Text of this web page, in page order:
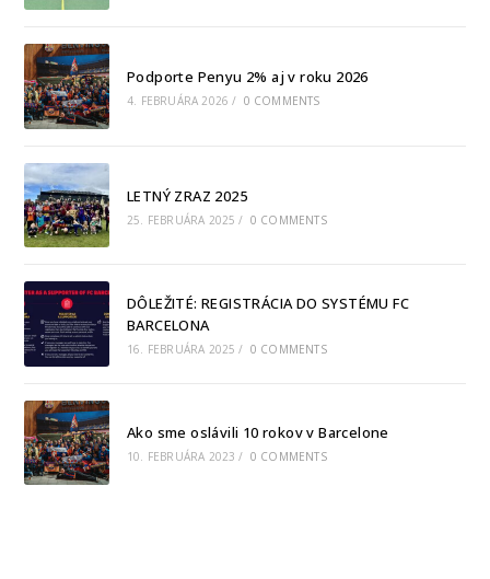
Podporte Penyu 2% aj v roku 2026
4. FEBRUÁRA 2026 / 0 COMMENTS
LETNÝ ZRAZ 2025
25. FEBRUÁRA 2025 / 0 COMMENTS
DÔLEŽITÉ: REGISTRÁCIA DO SYSTÉMU FC
BARCELONA
16. FEBRUÁRA 2025 / 0 COMMENTS
Ako sme oslávili 10 rokov v Barcelone
10. FEBRUÁRA 2023 / 0 COMMENTS